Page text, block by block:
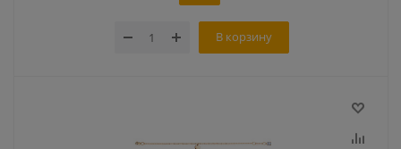
В корзину